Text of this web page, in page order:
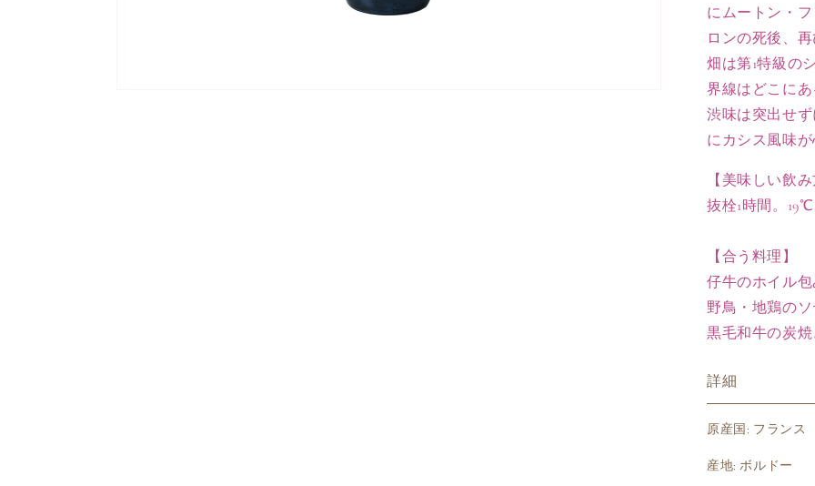
ク
ポ
イ
ヤ
ッ
ク
特
の
数
を
減
ら
す
にムートン・
ロンの死後、
畑は第1特級の
界線はどこに
渋味は突出せ
にカシス風味が
【美味しい飲み
抜栓1時間。19℃
【合う料理】
仔牛のホイル
野鳥・地鶏のソ
黒毛和牛の炭焼
詳細
原産国: フランス
産地: ボルドー